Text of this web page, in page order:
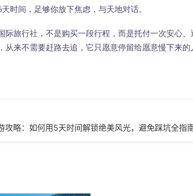
时间，足够你放下焦虑，与天地对话。
际旅行社，不是购买一段行程，而是托付一次安心
从来不需要赶路去追，它只愿意停留给愿意慢下来的
攻略：如何用5天时间解锁绝美风光，避免踩坑全指